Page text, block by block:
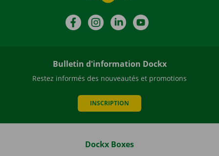
FacebookInstagramLinkedIn
Bulletin d'information Dockx
Restez informés des nouveautés et promotions
INSCRIPTION
Dockx Boxes